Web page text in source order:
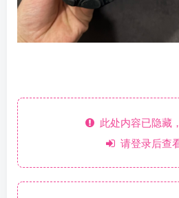
此处内容已隐藏
请登录后查